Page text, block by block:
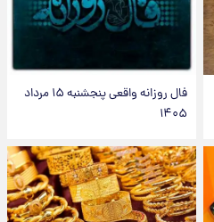
فال روزانه واقعی پنجشنبه ۱۵ مرداد
۱۴۰۵